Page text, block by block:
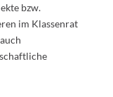
bzw.
im Klassenrat